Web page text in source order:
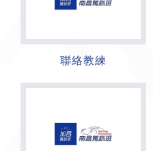
聯絡教練